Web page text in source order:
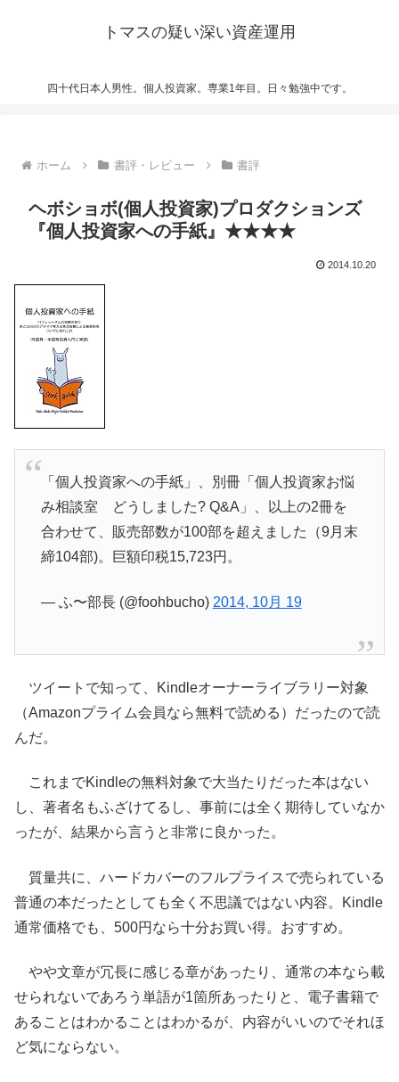
トマスの疑い深い資産運用
四十代日本人男性。個人投資家。専業1年目。日々勉強中です。
ホーム 書評・レビュー 書評
ヘボショボ(個人投資家)プロダクションズ
『個人投資家への手紙』★★★★
2014.10.20
「個人投資家への手紙」、別冊「個人投資家お悩
み相談室 どうしました? Q&A」、以上の2冊を
合わせて、販売部数が100部を超えました（9月末
締104部)。巨額印税15,723円。
— ふ〜部長 (@foohbucho) 2014, 10月 19
ツイートで知って、Kindleオーナーライブラリー対象
（Amazonプライム会員なら無料で読める）だったので読
んだ。
これまでKindleの無料対象で大当たりだった本はない
し、著者名もふざけてるし、事前には全く期待していなか
ったが、結果から言うと非常に良かった。
質量共に、ハードカバーのフルプライスで売られている
普通の本だったとしても全く不思議ではない内容。Kindle
通常価格でも、500円なら十分お買い得。おすすめ。
やや文章が冗長に感じる章があったり、通常の本なら載
せられないであろう単語が1箇所あったりと、電子書籍で
あることはわかることはわかるが、内容がいいのでそれほ
ど気にならない。